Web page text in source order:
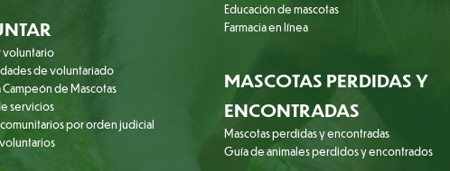
voluntario
de voluntariado
Campeón de Mascotas
servicios
por orden judicial
Educación de mascotas
Farmacia en línea
MASCOTAS PERDIDAS Y
ENCONTRADAS
Mascotas perdidas y encontradas
Guía de animales perdidos y encontrados